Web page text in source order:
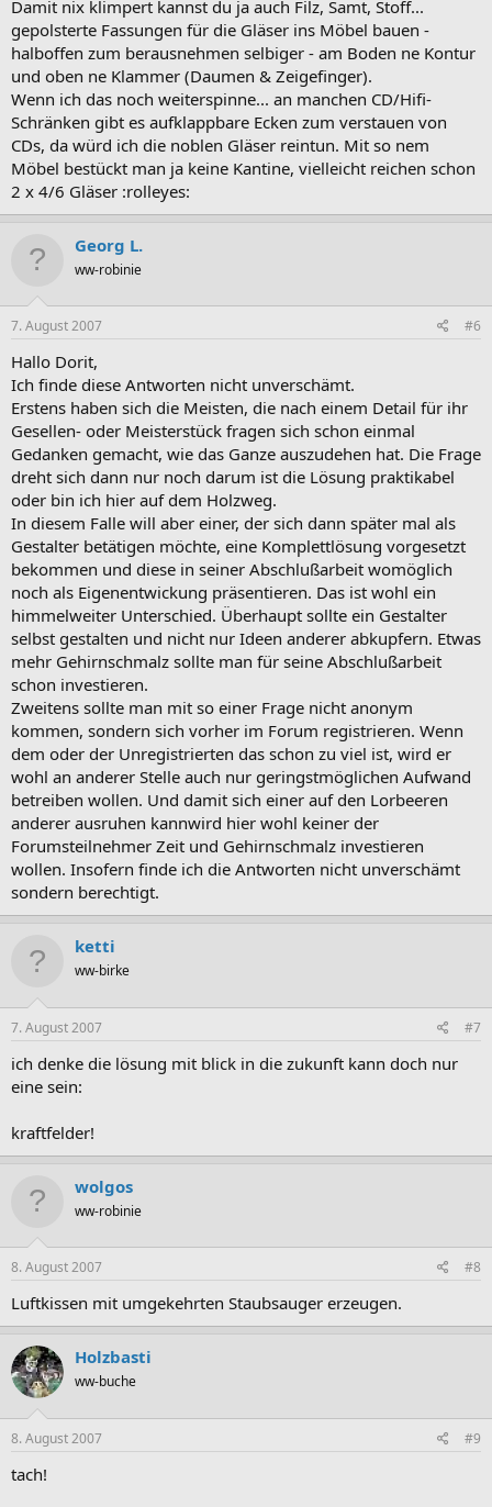
Damit nix klimpert kannst du ja auch Filz, Samt, Stoff...
gepolsterte Fassungen für die Gläser ins Möbel bauen -
halboffen zum berausnehmen selbiger - am Boden ne Kontur
und oben ne Klammer (Daumen & Zeigefinger).
Wenn ich das noch weiterspinne... an manchen CD/Hifi-
Schränken gibt es aufklappbare Ecken zum verstauen von
CDs, da würd ich die noblen Gläser reintun. Mit so nem
Möbel bestückt man ja keine Kantine, vielleicht reichen schon
2 x 4/6 Gläser :rolleyes:
Georg L.
ww-robinie
7. August 2007 #6
Hallo Dorit,
Ich finde diese Antworten nicht unverschämt.
Erstens haben sich die Meisten, die nach einem Detail für ihr
Gesellen- oder Meisterstück fragen sich schon einmal
Gedanken gemacht, wie das Ganze auszudehen hat. Die Frage
dreht sich dann nur noch darum ist die Lösung praktikabel
oder bin ich hier auf dem Holzweg.
In diesem Falle will aber einer, der sich dann später mal als
Gestalter betätigen möchte, eine Komplettlösung vorgesetzt
bekommen und diese in seiner Abschlußarbeit womöglich
noch als Eigenentwickung präsentieren. Das ist wohl ein
himmelweiter Unterschied. Überhaupt sollte ein Gestalter
selbst gestalten und nicht nur Ideen anderer abkupfern. Etwas
mehr Gehirnschmalz sollte man für seine Abschlußarbeit
schon investieren.
Zweitens sollte man mit so einer Frage nicht anonym
kommen, sondern sich vorher im Forum registrieren. Wenn
dem oder der Unregistrierten das schon zu viel ist, wird er
wohl an anderer Stelle auch nur geringstmöglichen Aufwand
betreiben wollen. Und damit sich einer auf den Lorbeeren
anderer ausruhen kannwird hier wohl keiner der
Forumsteilnehmer Zeit und Gehirnschmalz investieren
wollen. Insofern finde ich die Antworten nicht unverschämt
sondern berechtigt.
ketti
ww-birke
7. August 2007 #7
ich denke die lösung mit blick in die zukunft kann doch nur
eine sein:
kraftfelder!
wolgos
ww-robinie
8. August 2007 #8
Luftkissen mit umgekehrten Staubsauger erzeugen.
Holzbasti
ww-buche
8. August 2007 #9
tach!